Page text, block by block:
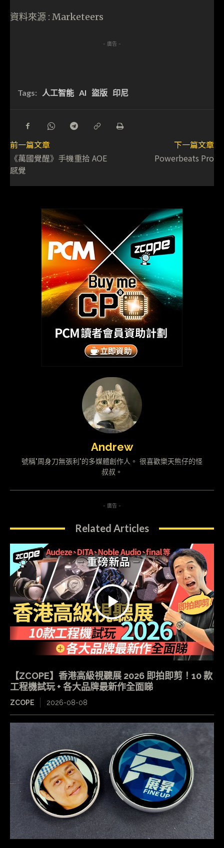
資料來源 : Marketeers
- 廣告 -
Tags: 人工智能 AI 盜版 印尼
前一篇文章
《萬國覺醒》手機重拾 AOE
感覺
下一篇文章
Powerbeats Pro
Andrew
號稱"周身刀無張利"的多媒體創作人。 很喜歡樂天熊仔的怪
叔叔。
- 廣告 -
Related Articles
【ZCOPE】香港高級視聽展 2026 即拍即剪！10 款
工程機試玩 + 各大品牌最新作全面睇
ZCOPE 2026-08-08